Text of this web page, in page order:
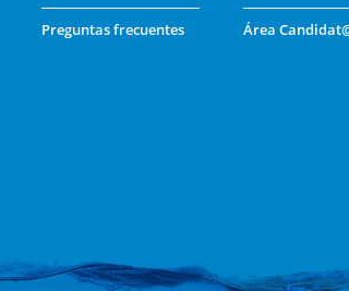
Preguntas frecuentes Área